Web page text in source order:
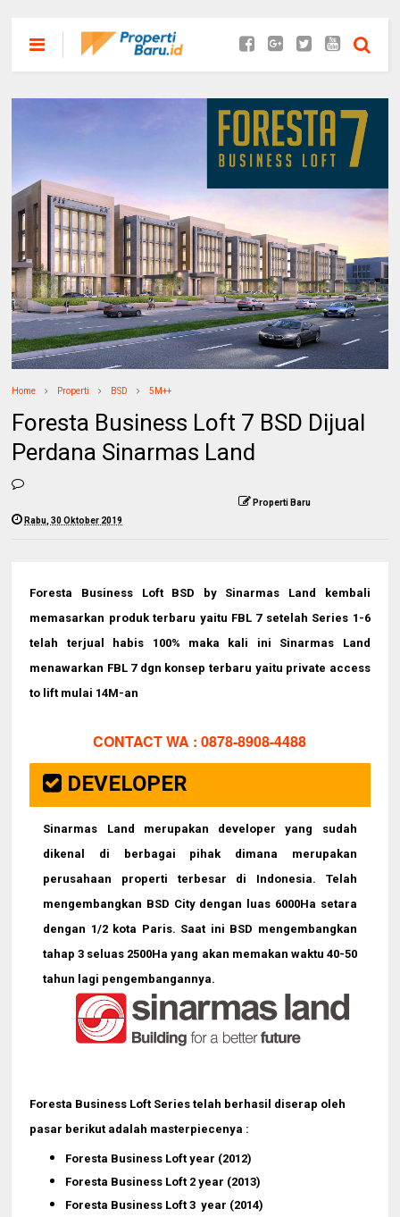
Home Properti BSD 5M++
Foresta Business Loft 7 BSD Dijual
Perdana Sinarmas Land
Properti Baru
Rabu, 30 Oktober 2019
Foresta Business Loft BSD by Sinarmas Land kembali
memasarkan produk terbaru yaitu FBL 7 setelah Series 1-6
telah terjual habis 100% maka kali ini Sinarmas Land
menawarkan FBL 7 dgn konsep terbaru yaitu private access
to lift mulai 14M-an
CONTACT WA : 0878-8908-4488
DEVELOPER
Sinarmas Land merupakan developer yang sudah
dikenal di berbagai pihak dimana merupakan
perusahaan properti terbesar di Indonesia. Telah
mengembangkan BSD City dengan luas 6000Ha setara
dengan 1/2 kota Paris. Saat ini BSD mengembangkan
tahap 3 seluas 2500Ha yang akan memakan waktu 40-50
tahun lagi pengembangannya.
Foresta Business Loft Series telah berhasil diserap oleh
pasar berikut adalah masterpiecenya :
Foresta Business Loftyear (2012)
Foresta Business Loft 2year (2013)
Foresta Business Loft 3 year (2014)